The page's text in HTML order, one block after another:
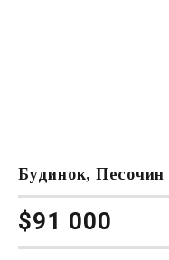
Будинок, Песочин
$91 000